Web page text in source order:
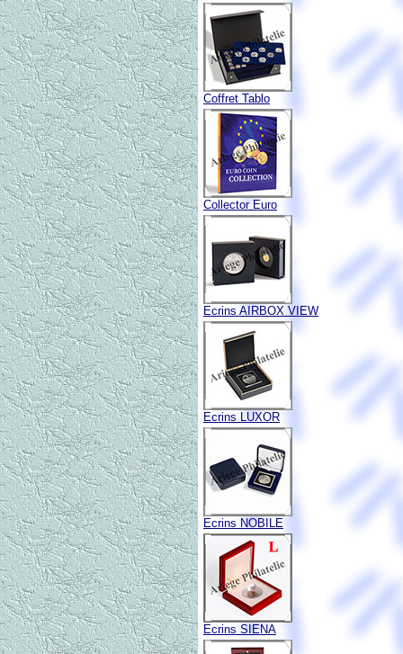
Coffret Tablo
Collector Euro
Ecrins AIRBOX VIEW
Ecrins LUXOR
Ecrins NOBILE
Ecrins SIENA